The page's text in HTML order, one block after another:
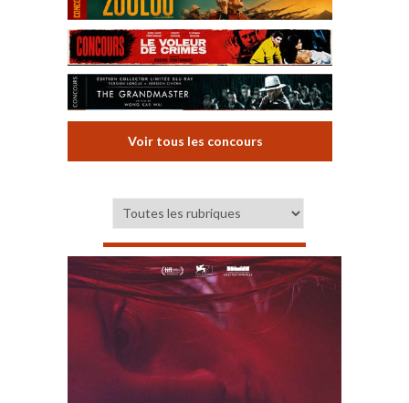
Voir tous les concours